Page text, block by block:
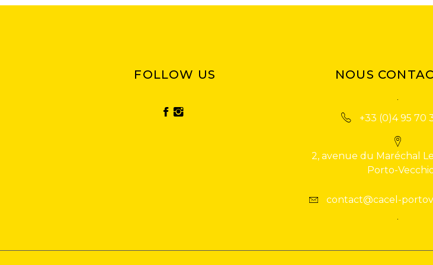
FOLLOW US NOUS
+33 (0)4 95 70
2, avenue du Maréchal
Porto-
contact@cacel-